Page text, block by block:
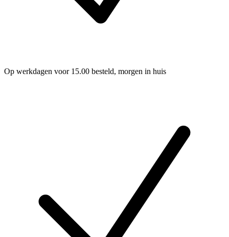
Op werkdagen voor 15.00 besteld, morgen in huis